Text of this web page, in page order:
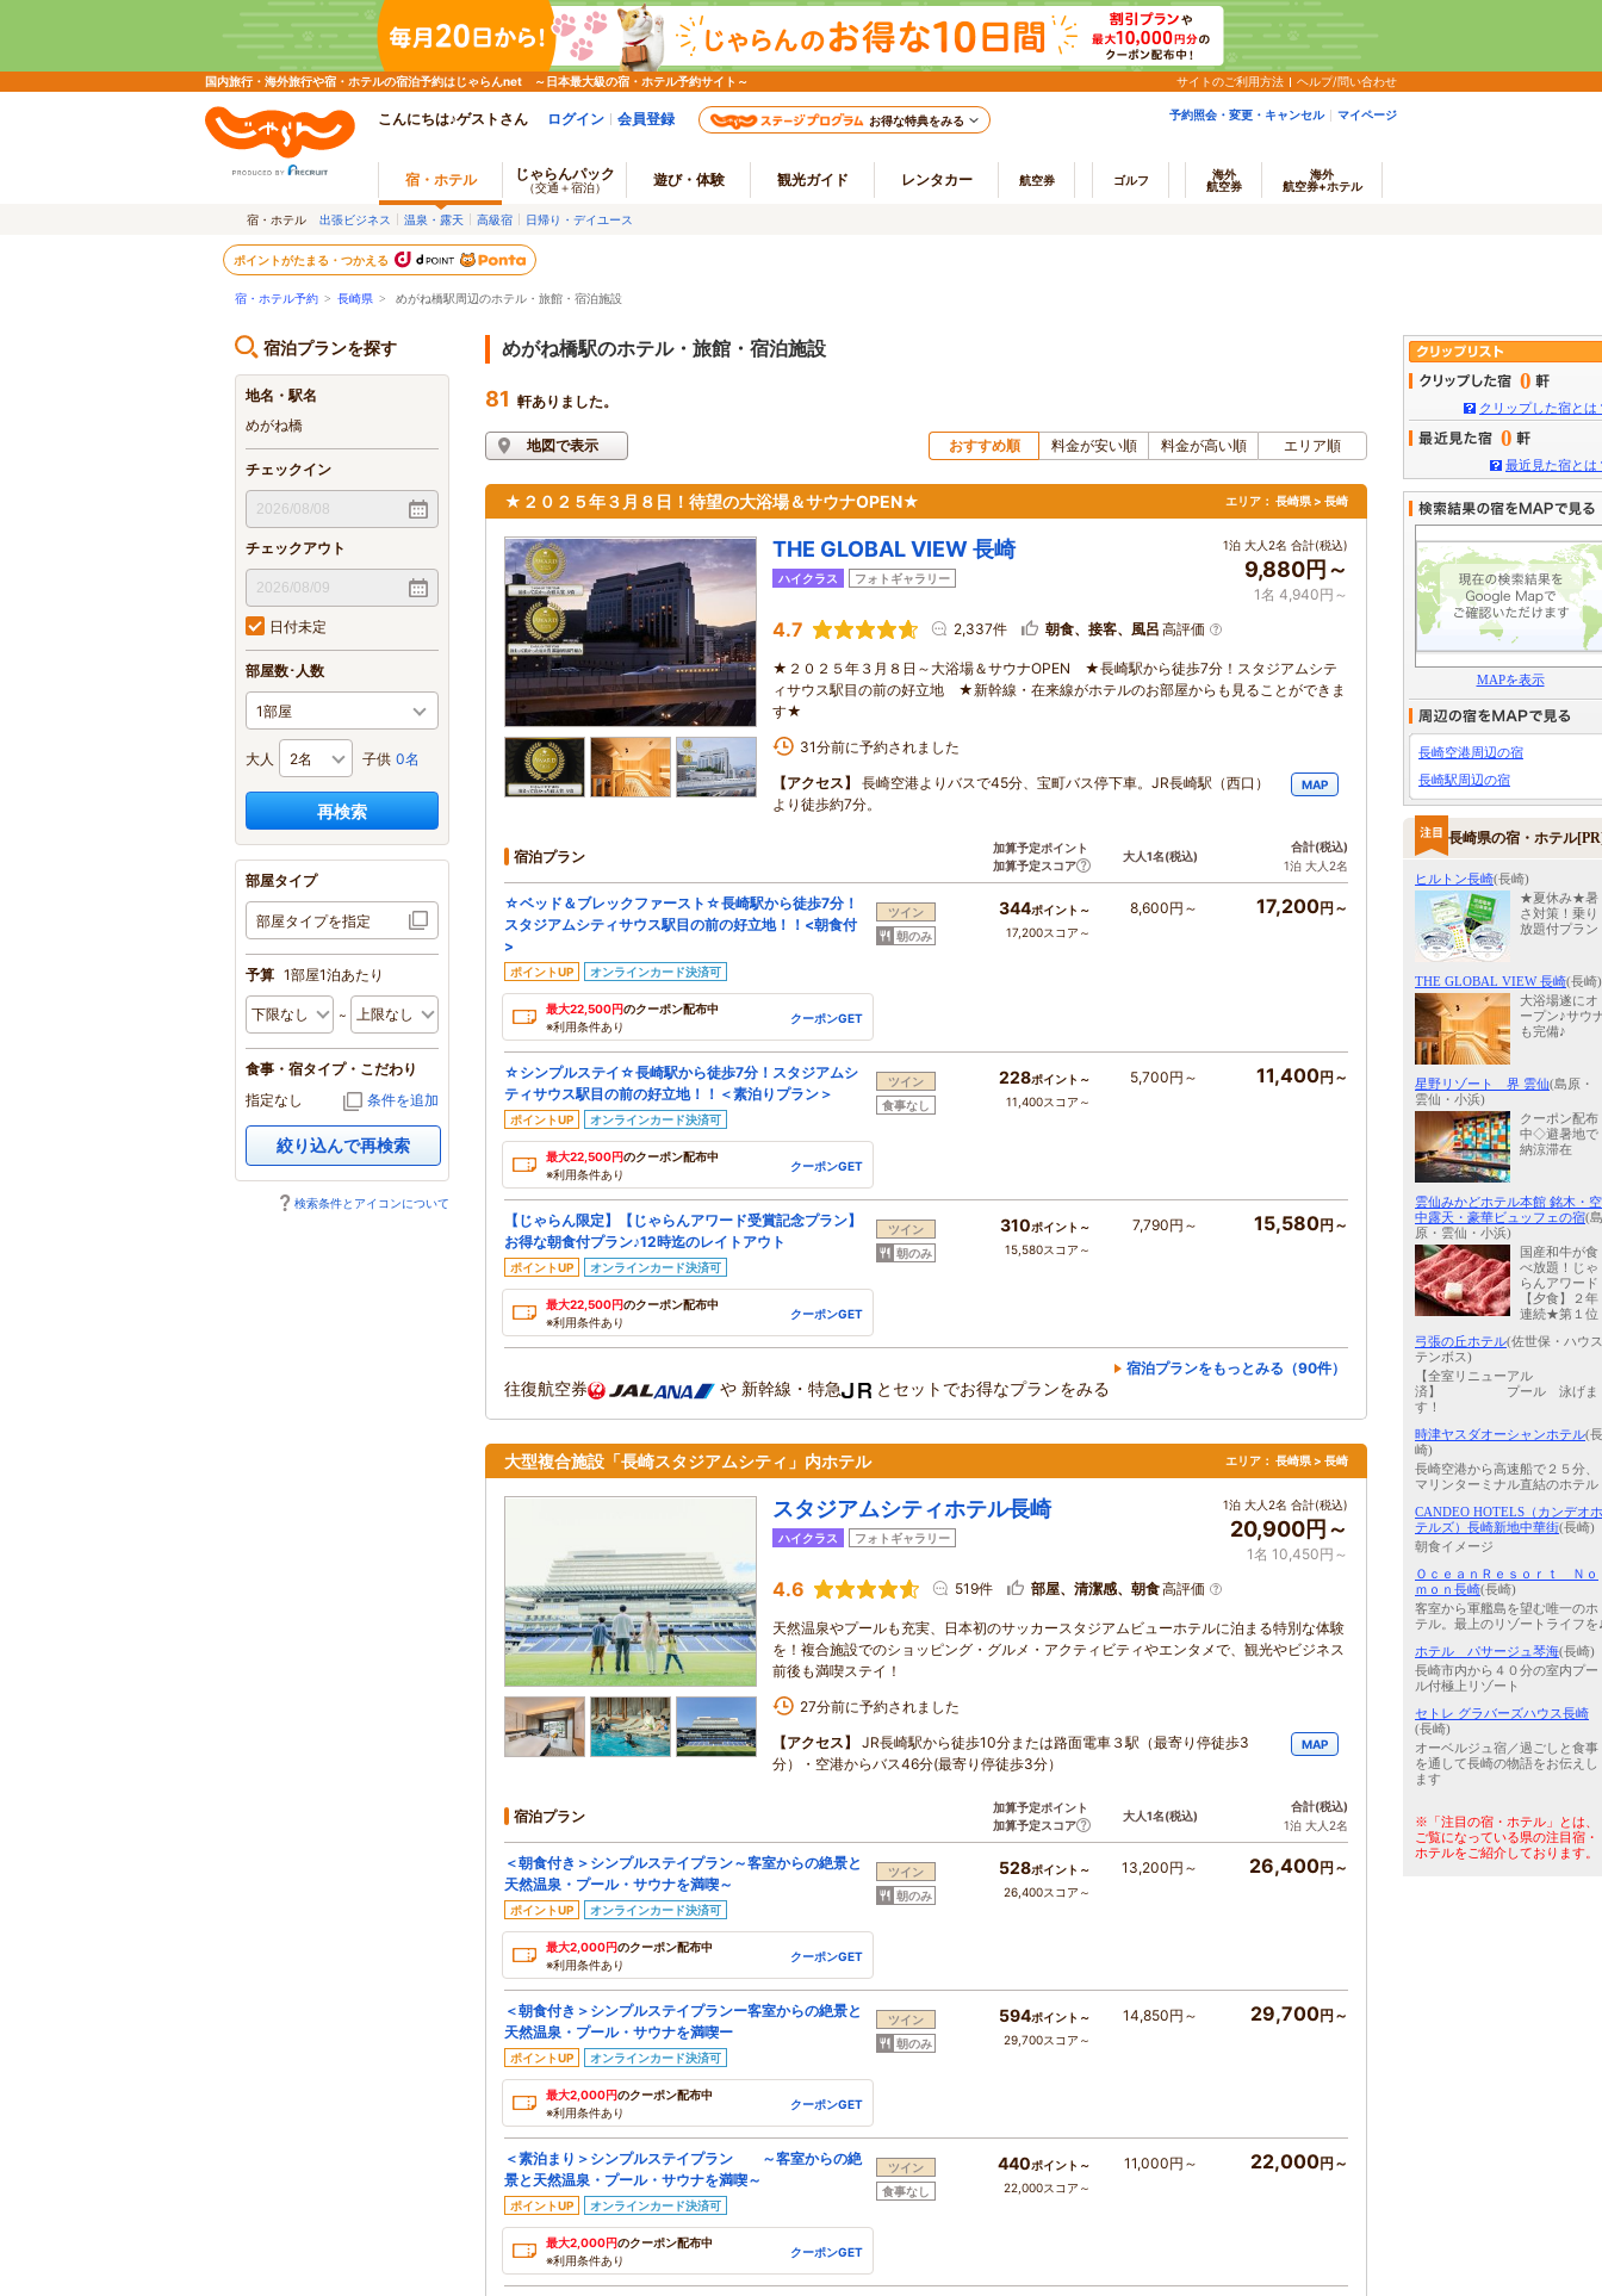
国内旅行・海外旅行や宿・ホテルの宿泊予約はじゃらんnet ～日本最大級の宿・ホテル予約サイト～ サイトのご利用方法 ヘルプ/問い合わせ
こんにちは♪ゲストさん ログイン 会員登録 お得な特典をみる 予約照会・変更・キャンセル マイページ
宿・ホテル じゃらんパック
（交通＋宿泊） 遊び・体験 観光ガイド レンタカー 航空券 ゴルフ
海外
航空券
海外
航空券+ホテル
宿・ホテル 出張ビジネス 温泉・露天 高級宿 日帰り・デイユース
ポイントがたまる・つかえる
宿・ホテル予約 > 長崎県 > めがね橋駅周辺のホテル・旅館・宿泊施設
宿泊プランを探す
地名・駅名
めがね橋
チェックイン
チェックアウト
日付未定
部屋数･人数
大人 子供 0名
再検索
部屋タイプ
部屋タイプを指定
予算 1部屋1泊あたり
食事・宿タイプ・こだわり
指定なし
条件を追加
絞り込んで再検索
検索条件とアイコンについて
めがね橋駅のホテル・旅館・宿泊施設
81 軒ありました。
地図で表示 おすすめ順 料金が安い順 料金が高い順 エリア順
★２０２５年３月８日！待望の大浴場＆サウナOPEN★ エリア： 長崎県 > 長崎
THE GLOBAL VIEW 長崎
ハイクラス フォトギャラリー
1泊 大人2名 合計(税込)
9,880円～
1名 4,940円～
4.7 2,337件 朝食、接客、風呂 高評価
★２０２５年３月８日～大浴場＆サウナOPEN ★長崎駅から徒歩7分！スタジアムシテ
ィサウス駅目の前の好立地 ★新幹線・在来線がホテルのお部屋からも見ることができま
す★
31分前に予約されました
【アクセス】
長崎空港よりバスで45分、宝町バス停下車。JR長崎駅（西口）
より徒歩約7分。
MAP
宿泊プラン
加算予定ポイント
加算予定スコア
大人1名(税込)
合計(税込)
1泊 大人2名
☆ベッド＆ブレックファースト☆長崎駅から徒歩7分！
スタジアムシティサウス駅目の前の好立地！！<朝食付
>
ポイントUP オンラインカード決済可
最大22,500円のクーポン配布中
※利用条件あり
クーポンGET
ツイン
朝のみ
344ポイント～
17,200スコア～
8,600円～ 17,200円～
☆シンプルステイ☆長崎駅から徒歩7分！スタジアムシ
ティサウス駅目の前の好立地！！＜素泊りプラン＞
ポイントUP オンラインカード決済可
最大22,500円のクーポン配布中
※利用条件あり
クーポンGET
ツイン
食事なし
228ポイント～
11,400スコア～
5,700円～ 11,400円～
【じゃらん限定】【じゃらんアワード受賞記念プラン】
お得な朝食付プラン♪12時迄のレイトアウト
ポイントUP オンラインカード決済可
最大22,500円のクーポン配布中
※利用条件あり
クーポンGET
ツイン
朝のみ
310ポイント～
15,580スコア～
7,790円～ 15,580円～
宿泊プランをもっとみる（90件）
往復航空券 や 新幹線・特急 とセットでお得なプランをみる
大型複合施設「長崎スタジアムシティ」内ホテル エリア： 長崎県 > 長崎
スタジアムシティホテル長崎
ハイクラス フォトギャラリー
1泊 大人2名 合計(税込)
20,900円～
1名 10,450円～
4.6 519件 部屋、清潔感、朝食高評価
天然温泉やプールも充実、日本初のサッカースタジアムビューホテルに泊まる特別な体験
を！複合施設でのショッピング・グルメ・アクティビティやエンタメで、観光やビジネス
前後も満喫ステイ！
27分前に予約されました
【アクセス】
JR長崎駅から徒歩10分または路面電車３駅（最寄り停徒歩3
分）・空港からバス46分(最寄り停徒歩3分）
MAP
宿泊プラン
加算予定ポイント
加算予定スコア
大人1名(税込)
合計(税込)
1泊 大人2名
＜朝食付き＞シンプルステイプラン～客室からの絶景と
天然温泉・プール・サウナを満喫～
ポイントUP オンラインカード決済可
最大2,000円のクーポン配布中
※利用条件あり
クーポンGET
ツイン
朝のみ
528ポイント～
26,400スコア～
13,200円～ 26,400円～
＜朝食付き＞シンプルステイプランー客室からの絶景と
天然温泉・プール・サウナを満喫ー
ポイントUP オンラインカード決済可
最大2,000円のクーポン配布中
※利用条件あり
クーポンGET
ツイン
朝のみ
594ポイント～
29,700スコア～
14,850円～ 29,700円～
＜素泊まり＞シンプルステイプラン ～客室からの絶
景と天然温泉・プール・サウナを満喫～
ポイントUP オンラインカード決済可
最大2,000円のクーポン配布中
※利用条件あり
クーポンGET
ツイン
食事なし
440ポイント～
22,000スコア～
11,000円～ 22,000円～
0
クリップした宿とは
0
最近見た宿とは
MAPを表示
長崎空港周辺の宿
長崎駅周辺の宿
長崎県の宿・ホテル
ヒルトン長崎(長崎)
★夏休み★暑
さ対策！乗り
放題付プラン
THE GLOBAL VIEW 長崎(長崎)
大浴場遂にオ
ープン♪サウ
も完備♪
星野リゾート 界 雲仙(島原・
雲仙・小浜)
クーポン配布
中◇避暑地で
納涼滞在
雲仙みかどホテル本館 銘木・空
中露天・豪華ビュッフェの宿(島
原・雲仙・小浜)
国産和牛が食
べ放題！じゃ
らんアワード
【夕食】２年
連続★第１位
弓張の丘ホテル(佐世保・ハウス
テンボス)
【全室リニューアル
済】 プール 泳げま
す！
時津ヤスダオーシャンホテル(長
崎)
長崎空港から高速船で２５分、
マリンターミナル直結のホテル
CANDEO HOTELS（カンデオホ
テルズ）長崎新地中華街(長崎)
朝食イメージ
ＯｃｅａｎＲｅｓｏｒｔ Ｎｏ
ｍｏｎ長崎(長崎)
客室から軍艦島を望む唯一のホ
テル。最上のリゾートライフを
ホテル パサージュ琴海(長崎)
長崎市内から４０分の室内プー
ル付極上リゾート
セトレ グラバーズハウス長崎
(長崎)
オーベルジュ宿／過ごしと食事
を通して長崎の物語をお伝えし
ます
※「注目の宿・ホテル」とは、
ご覧になっている県の注目宿・
ホテルをご紹介しております。